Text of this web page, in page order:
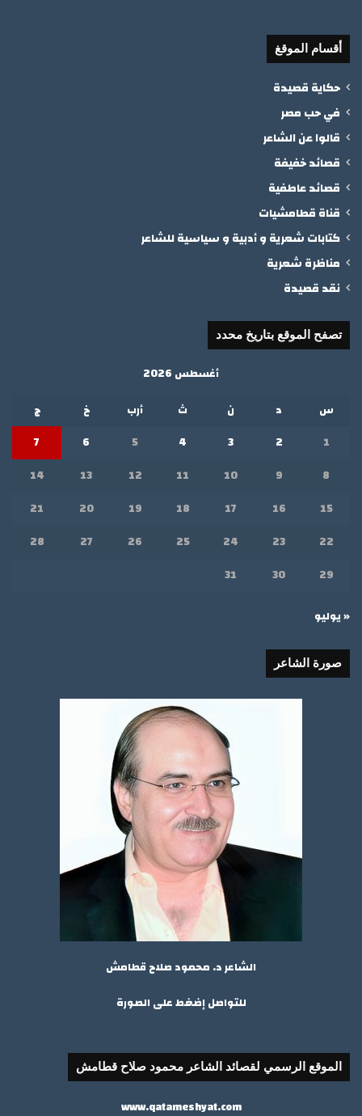
أقسام الموقغ
حكاية قصيدة
في حب مصر
قالوا عن الشاعر
قصائد خفيفة
قصائد عاطفية
قناة قطامشيات
كتابات شعرية و أدبية و سياسية للشاعر
مناظرة شعرية
نقد قصيدة
تصفح الموقع بتاريخ محدد
أغسطس 2026
س
د ن ث أرب خ
ج
1
2
3
4
5
6
7
8
9
10
11
12
13
14
15
16
17
18
19
20
21
22
23
24
25
26
27
28
29
30
31
« يوليو
صورة الشاعر
الشاعر د. محمود صلاح قطامش
للتواصل إضغط على الصورة
الموقع الرسمي لقصائد الشاعر محمود صلاح قطامش
www.qatameshyat.com